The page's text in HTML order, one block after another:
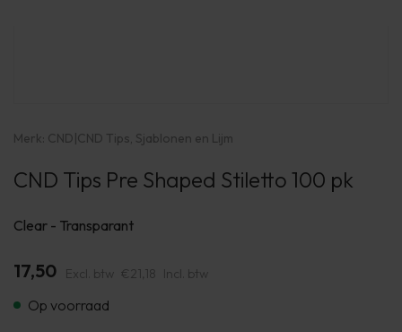
Merk: CND|CND Tips, Sjablonen en Lijm
CND Tips Pre Shaped Stiletto 100 pk
Clear - Transparant
17,50 Excl. btw €21,18 Incl. btw
Op voorraad